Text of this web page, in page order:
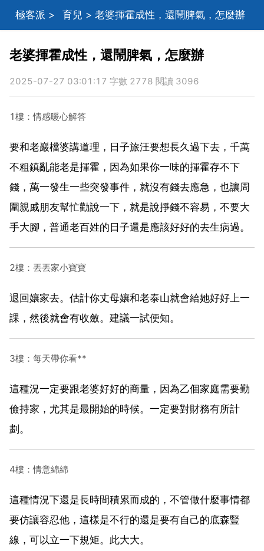
極客派 > 育兒 > 老婆揮霍成性，還鬧脾氣，怎麼辦
老婆揮霍成性，還鬧脾氣，怎麼辦
2025-07-27 03:01:17 字數 2778 閱讀 3096
1樓：情感暖心解答
要和老巖檔婆講道理，日子旅汪要想長久過下去，千萬
不粗鎮亂能老是揮霍，因為如果你一味的揮霍存不下
錢，萬一發生一些突發事件，就沒有錢去應急，也讓周
圍親戚朋友幫忙勸說一下，就是說掙錢不容易，不要大
手大腳，普通老百姓的日子還是應該好好的去生病過。
2樓：丟丟家小寶寶
退回孃家去。估計你丈母孃和老泰山就會給她好好上一
課，然後就會有收斂。建議一試便知。
3樓：每天帶你看**
這種況一定要跟老婆好好的商量，因為乙個家庭需要勤
儉持家，尤其是最開始的時候。一定要對財務有所計
劃。
4樓：情意綿綿
這種情況下還是長時間積累而成的，不管做什麼事情都
要仿讓容忍他，這樣是不行的還是要有自己的底森豎
線，可以立一下規矩。此大大。